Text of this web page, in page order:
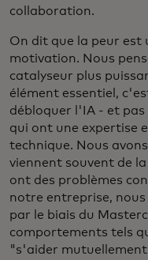
collaboration.
On dit que la peur est
motivation. Nous
catalyseur plus
élément essentiel,
débloquer l'IA - et
qui ont une expertise
technique. Nous
viennent souvent de
ont des problèmes
notre entreprise,
par le biais du
comportements tels
"s'aider mutuellement